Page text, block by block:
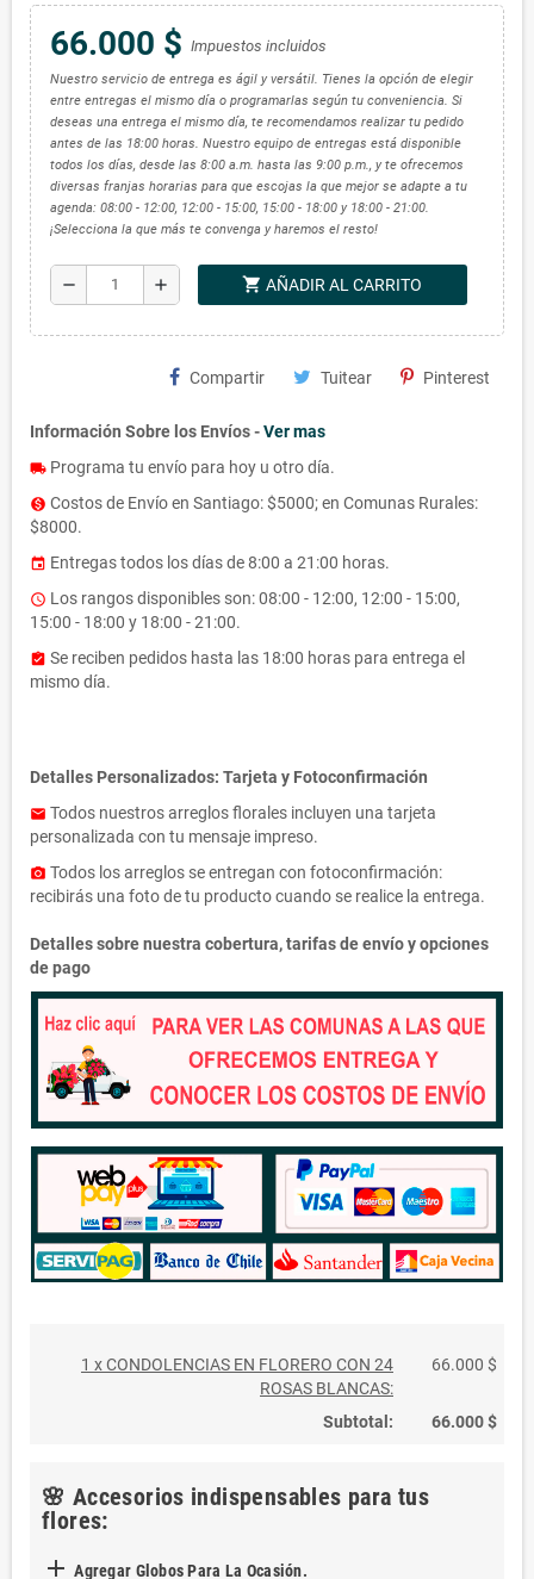
66.000 $ Impuestos incluidos
Nuestro servicio de entrega es ágil y versátil. Tienes la opción de elegir
entre entregas el mismo día o programarlas según tu conveniencia. Si
deseas una entrega el mismo día, te recomendamos realizar tu pedido
antes de las 18:00 horas. Nuestro equipo de entregas está disponible
todos los días, desde las 8:00 a.m. hasta las 9:00 p.m., y te ofrecemos
diversas franjas horarias para que escojas la que mejor se adapte a tu
agenda: 08:00 - 12:00, 12:00 - 15:00, 15:00 - 18:00 y 18:00 - 21:00.
¡Selecciona la que más te convenga y haremos el resto!
remove add shopping_cart AÑADIR AL CARRITO
Compartir Tuitear Pinterest
Información Sobre los Envíos -Ver mas
local_shipping Programa tu envío para hoy u otro día.
monetization_on Costos de Envío en Santiago: $5000; en Comunas Rurales:
$8000.
event Entregas todos los días de 8:00 a 21:00 horas.
access_time Los rangos disponibles son: 08:00 - 12:00, 12:00 - 15:00,
15:00 - 18:00 y 18:00 - 21:00.
assignment_turned_in Se reciben pedidos hasta las 18:00 horas para entrega el
mismo día.
Detalles Personalizados: Tarjeta y Fotoconfirmación
email Todos nuestros arreglos florales incluyen una tarjeta
personalizada con tu mensaje impreso.
photo_camera Todos los arreglos se entregan con fotoconfirmación:
recibirás una foto de tu producto cuando se realice la entrega.
Detalles sobre nuestra cobertura, tarifas de envío y opciones
de pago
1 x CONDOLENCIAS EN FLORERO CON 24
ROSAS BLANCAS:
66.000 $
Subtotal: 66.000 $
🌸 Accesorios indispensables para tus
flores:
 Agregar Globos Para La Ocasión.